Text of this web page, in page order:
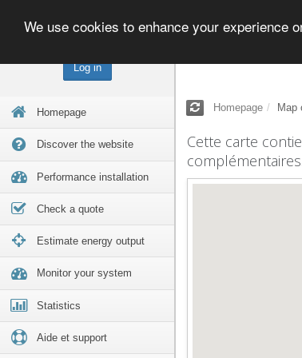
Log in
Homepage
Discover the website
Performance installation
Check a quote
Estimate energy output
Monitor your system
Statistics
Aide et support
We use cookies to enhance your experience
Homepage Map
Cette carte
complémentaires.